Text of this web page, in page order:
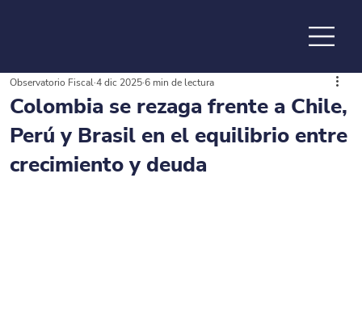
de la
Colombia se rezaga frente a Chile,
Perú y Brasil en el equilibrio entre
crecimiento y deuda
Observatorio Fiscal4 dic 20256 min de lectura